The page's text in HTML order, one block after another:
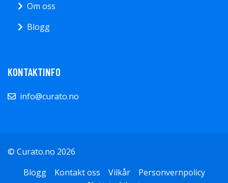
Om oss
Blogg
KONTAKTINFO
info@curato.no
© Curato.no 2026
Blogg
Kontakt oss Vilkår
Personvernpolicy